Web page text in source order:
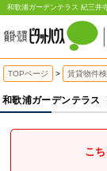
TOPページ 賃貸物件
和歌浦ガーデンテラス
こ